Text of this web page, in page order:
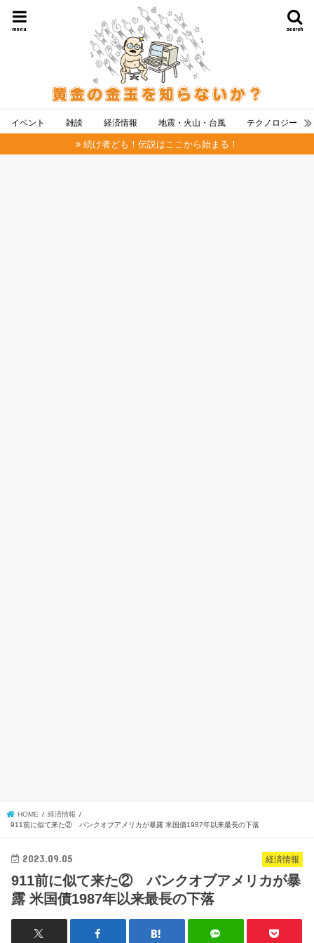
search
menu
イベント 雑談 経済情報 地震・火山・台風 テクノロジー
続け者ども！伝説はここから始まる！
HOME
経済情報
911前に似て来た② バンクオブアメリカが暴露 米国債1987年以来最長の下落
経済情報
2023.09.05
911前に似て来た② バンクオブアメリカが暴
露 米国債1987年以来最長の下落